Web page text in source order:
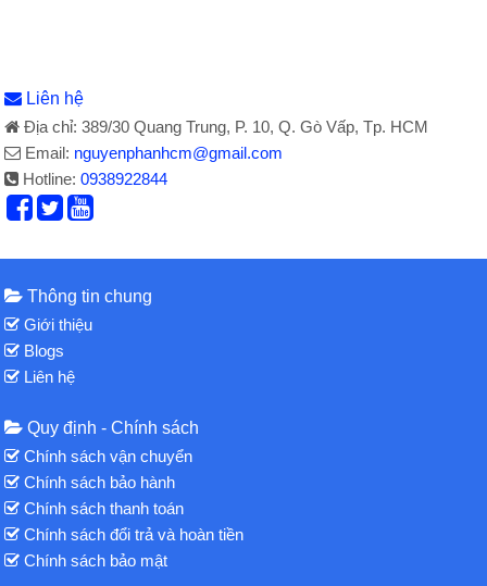
Liên hệ
Địa chỉ: 389/30 Quang Trung, P. 10, Q. Gò Vấp, Tp. HCM
Email: nguyenphanhcm@gmail.com
Hotline:0938922844
Thông tin chung
Giới thiệu
Blogs
Liên hệ
Quy định - Chính sách
Chính sách vận chuyển
Chính sách bảo hành
Chính sách thanh toán
Chính sách đổi trả và hoàn tiền
Chính sách bảo mật